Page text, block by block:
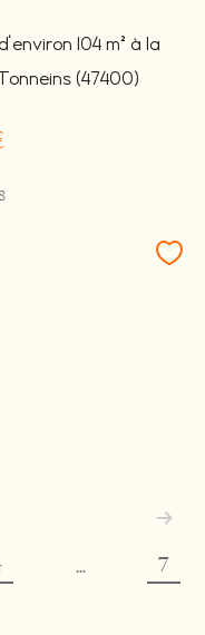
104 m² à la
(47400)
... 7